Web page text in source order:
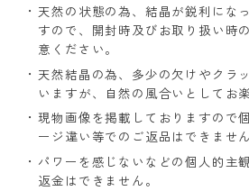
天然の状態の為、結晶が鋭利にな
すので、開封時及びお取り扱い時
意ください。
天然結晶の為、多少の欠けやクラ
いますが、自然の風合いとしてお
現物画像を掲載しておりますので
ージ違い等でのご返品はできません
パワーを感じないなどの個人的主
返金はできません。